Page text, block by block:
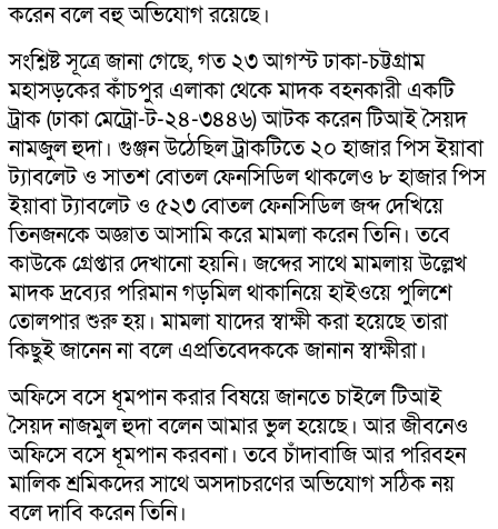
করেন বলে বহু অভিযোগ রয়েছে।
সংশ্লিষ্ট সূত্রে জানা গেছে, গত ২৩ আগস্ট ঢাকা-চট্টগ্রাম
মহাসড়কের কাঁচপুর এলাকা থেকে মাদক বহনকারী একটি
ট্রাক (ঢাকা মেট্রো-ট-২৪-৩৪৪৬) আটক করেন টিআই সৈয়দ
নামজুল হুদা। গুঞ্জন উঠেছিল ট্রাকটিতে ২০ হাজার পিস ইয়াবা
ট্যাবলেট ও সাতশ বোতল ফেনসিডিল থাকলেও ৮ হাজার পিস
ইয়াবা ট্যাবলেট ও ৫২৩ বোতল ফেনসিডিল জব্দ দেখিয়ে
তিনজনকে অজ্ঞাত আসামি করে মামলা করেন তিনি। তবে
কাউকে গ্রেপ্তার দেখানো হয়নি। জব্দের সাথে মামলায় উল্লেখ
মাদক দ্রব্যের পরিমান গড়মিল থাকানিয়ে হাইওয়ে পুলিশে
তোলপার শুরু হয়। মামলা যাদের স্বাক্ষী করা হয়েছে তারা
কিছুই জানেন না বলে এপ্রতিবেদককে জানান স্বাক্ষীরা।
অফিসে বসে ধূমপান করার বিষয়ে জানতে চাইলে টিআই
সৈয়দ নাজমুল হুদা বলেন আমার ভুল হয়েছে। আর জীবনেও
অফিসে বসে ধূমপান করবনা। তবে চাঁদাবাজি আর পরিবহন
মালিক শ্রমিকদের সাথে অসদাচরণের অভিযোগ সঠিক নয়
বলে দাবি করেন তিনি।